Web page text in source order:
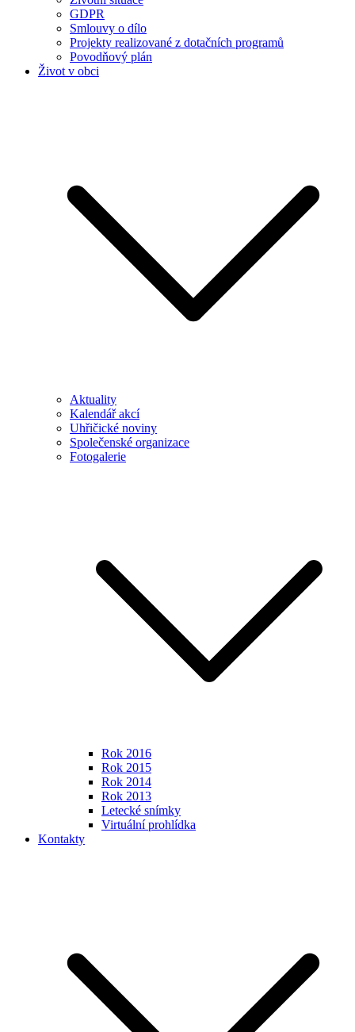
GDPR
Smlouvy o dílo
Projekty realizované z dotačních programů
Povodňový plán
Život v obci
Aktuality
Kalendář akcí
Uhřičické noviny
Společenské organizace
Fotogalerie
Rok 2016
Rok 2015
Rok 2014
Rok 2013
Letecké snímky
Virtuální prohlídka
Kontakty